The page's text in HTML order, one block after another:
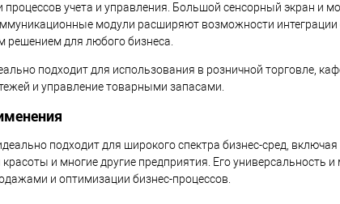
процессов учета и управления. Большой сенсорный экран и
модули расширяют возможности интеграции
решением для любого бизнеса.
подходит для использования в розничной торговле,
и управление товарными запасами.
подходит для широкого спектра бизнес-сред,
красоты и многие другие предприятия. Его
и оптимизации бизнес-процессов.